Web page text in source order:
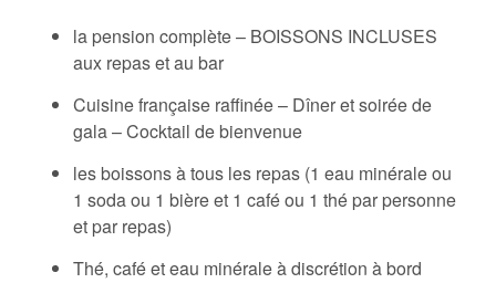
la pension complète – BOISSONS INCLUSES
aux repas et au bar
Cuisine française raffinée – Dîner et soirée de
gala – Cocktail de bienvenue
les boissons à tous les repas (1 eau minérale ou
1 soda ou 1 bière et 1 café ou 1 thé par personne
et par repas)
Thé, café et eau minérale à discrétion à bord